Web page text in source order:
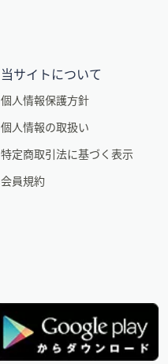
当サイトについて
個人情報保護方針
個人情報の取扱い
特定商取引法に基づく表示
会員規約